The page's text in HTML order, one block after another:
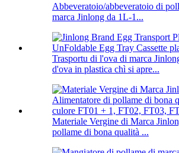
Abbeveratoio/abbeveratoio di
marca Jinlong da 1L-1...
Trasportu di l'ova di marca
d'ova in plastica chì si apre...
Materiale Vergine di Marca
pollame di bona qualità ...